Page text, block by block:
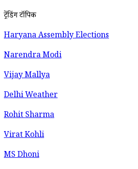
ट्रेंडिंग टॉपिक
Haryana Assembly Elections
Narendra Modi
Vijay Mallya
Delhi Weather
Rohit Sharma
Virat Kohli
MS Dhoni